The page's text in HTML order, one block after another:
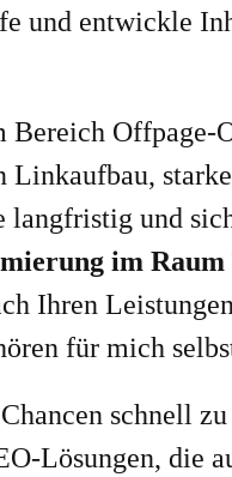
und entwickle
und
im
Ihren
für mich
schnell
Lösungen, die